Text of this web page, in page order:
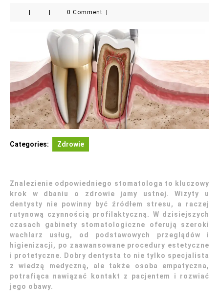
0 Comment
Categories: Zdrowie
Znalezienie odpowiedniego stomatologa to kluczowy
krok w dbaniu o zdrowie jamy ustnej. Wizyty u
dentysty nie powinny być źródłem stresu, a raczej
rutynową czynnością profilaktyczną. W dzisiejszych
czasach gabinety stomatologiczne oferują szeroki
wachlarz usług, od podstawowych przeglądów i
higienizacji, po zaawansowane procedury estetyczne
i protetyczne. Dobry dentysta to nie tylko specjalista
z wiedzą medyczną, ale także osoba empatyczna,
potrafiąca nawiązać kontakt z pacjentem i rozwiać
jego obawy.